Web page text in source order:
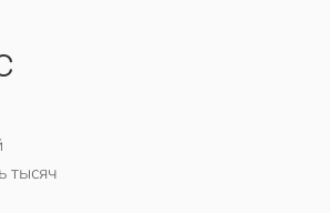
тысяч